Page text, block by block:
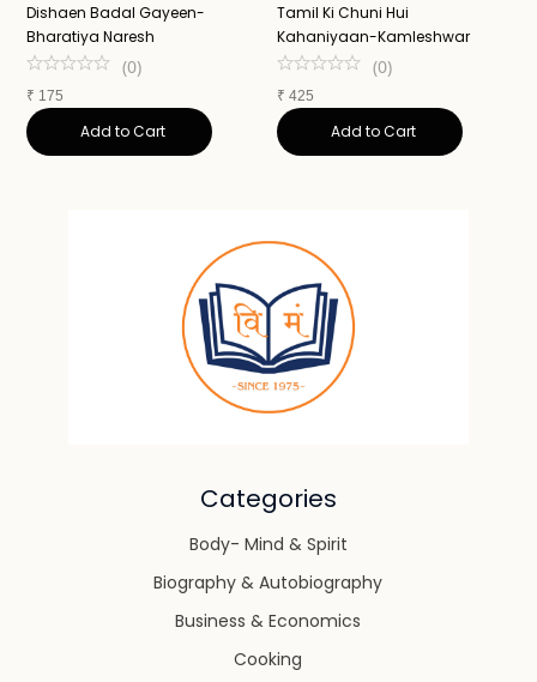
Dishaen Badal Gayeen-
Bharatiya Naresh
(0)
₹ 175
Add to Cart
Tamil Ki Chuni Hui
Kahaniyaan-Kamleshwar
(0)
₹ 425
Add to Cart
Categories
Body- Mind & Spirit
Biography & Autobiography
Business & Economics
Cooking